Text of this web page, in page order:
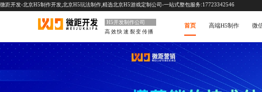
微距开发-北京H5制作开发,北京H5玩法制作,精选北京H5游戏定制公司-一站式整包服务:17723342546
H5开发制作公司
高效快速裂变传播
首页 高端H5制作 微